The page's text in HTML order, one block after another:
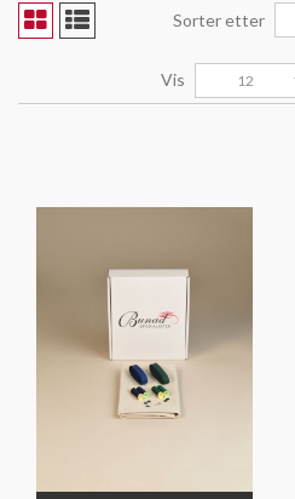
Sorter etter
Vis